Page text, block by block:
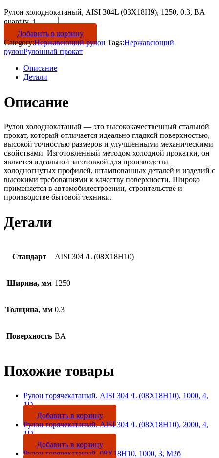
Рулон холоднокатаный, AISI 304L (03Х18Н9), 1250, 0.3, BA
quantity
Добавить в корзину
Category:Нержавеющий рулон Tags:Нержавеющий
рулонРулонный прокат
Описание
Детали
Описание
Рулон холоднокатаный — это высококачественный стальной
прокат, который отличается идеально гладкой поверхностью,
высокой точностью размеров и улучшенными механическими
свойствами. Изготовленный методом холодной прокатки, он
является идеальной заготовкой для производства
холодногнутых профилей, штампованных деталей и изделий с
высокими требованиями к качеству поверхности. Широко
применяется в автомобилестроении, строительстве и
производстве бытовой техники.
Детали
Стандарт AISI 304 /L (08Х18Н10)
Ширина, мм 1250
Толщина, мм 0.3
Поверхность BA
Похожие товары
Рулон горячекатаный, AISI 304 /L (08Х18Н10), 1000, 4,
1D
Добавить в корзину
Рулон горячекатаный, AISI 304 /L (08Х18Н10), 2000, 4,
1D
Добавить в корзину
Рулон горячекатаный, 08Х18Н10, 1000, 3, М2б